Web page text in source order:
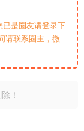
已是圈友请登录下
请联系圈主，微
！